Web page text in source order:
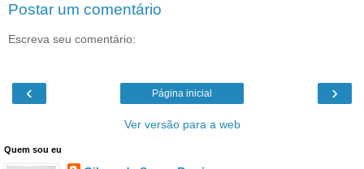
Postar um comentário
Escreva seu comentário:
‹ ›
Página inicial
Ver versão para a web
Quem sou eu